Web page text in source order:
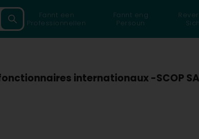
Fannt een
Professionnellen
Fannt eng
Persoun
Sich
internationaux -SCOP SA